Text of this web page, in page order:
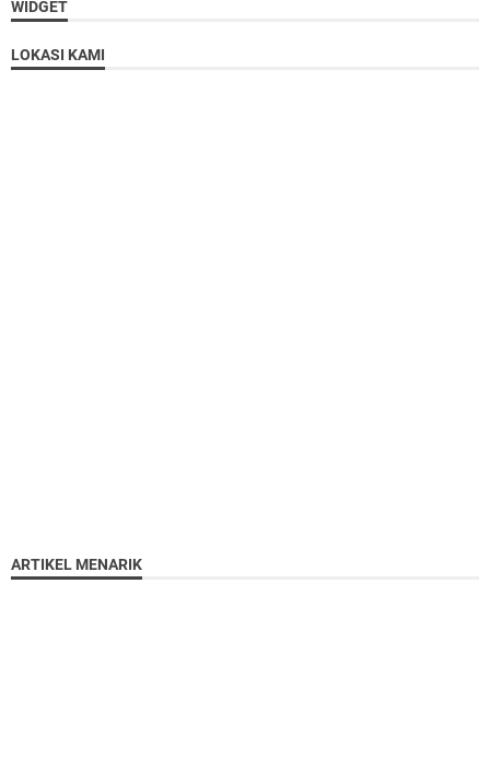
WIDGET
LOKASI KAMI
ARTIKEL MENARIK